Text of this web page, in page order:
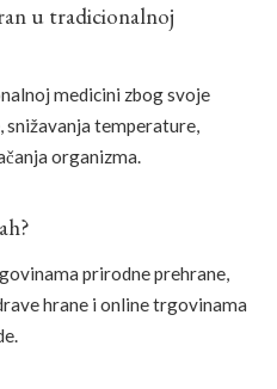
u tradicionalnoj
medicini zbog svoje
snižavanja temperature,
organizma.
prirodne prehrane,
hrane i online trgovinama